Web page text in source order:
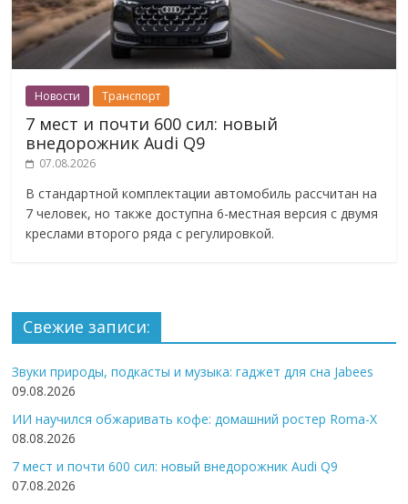
Новости Транспорт
7 мест и почти 600 сил: новый
внедорожник Audi Q9
07.08.2026
В стандартной комплектации автомобиль рассчитан на
7 человек, но также доступна 6-местная версия с двумя
креслами второго ряда с регулировкой.
Свежие записи:
Звуки природы, подкасты и музыка: гаджет для сна Jabees
09.08.2026
ИИ научился обжаривать кофе: домашний ростер Roma-X
08.08.2026
7 мест и почти 600 сил: новый внедорожник Audi Q9
07.08.2026